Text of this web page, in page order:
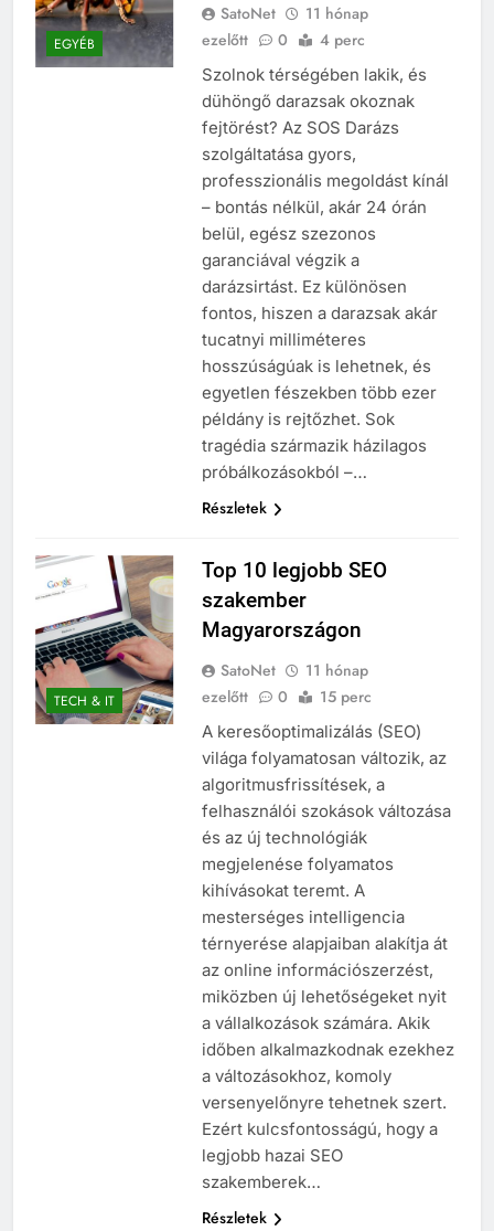
EGYÉB
SatoNet
11 hónap
ezelőtt
0 4 perc
Szolnok térségében lakik, és
dühöngő darazsak okoznak
fejtörést? Az SOS Darázs
szolgáltatása gyors,
professzionális megoldást kínál
– bontás nélkül, akár 24 órán
belül, egész szezonos
garanciával végzik a
darázsirtást. Ez különösen
fontos, hiszen a darazsak akár
tucatnyi milliméteres
hosszúságúak is lehetnek, és
egyetlen fészekben több ezer
példány is rejtőzhet. Sok
tragédia származik házilagos
próbálkozásokból –…
Részletek
TECH & IT
Top 10 legjobb SEO
szakember
Magyarországon
SatoNet
11 hónap
ezelőtt
0 15 perc
A keresőoptimalizálás (SEO)
világa folyamatosan változik, az
algoritmusfrissítések, a
felhasználói szokások változása
és az új technológiák
megjelenése folyamatos
kihívásokat teremt. A
mesterséges intelligencia
térnyerése alapjaiban alakítja át
az online információszerzést,
miközben új lehetőségeket nyit
a vállalkozások számára. Akik
időben alkalmazkodnak ezekhez
a változásokhoz, komoly
versenyelőnyre tehetnek szert.
Ezért kulcsfontosságú, hogy a
legjobb hazai SEO
szakemberek…
Részletek